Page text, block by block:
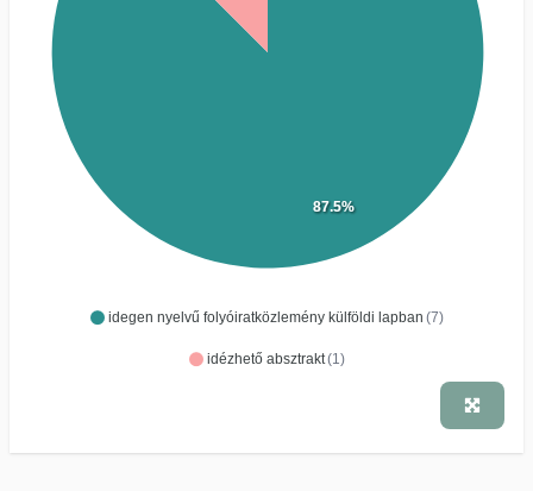
idegen nyelvű folyóiratközlemény külföldi lapban (7)
idézhető absztrakt(1)
87.5%